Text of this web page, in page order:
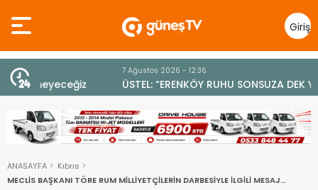
Giriş
Yap
7 Ağustos 2026 - 12:36
ÜSTEL: “ERENKÖY RUHU SONSUZA DEK YAŞAYACAK”
ANASAYFA
Kıbrıs
MECLİS BAŞKANI TÖRE RUM MİLLİYETÇİLERİN DARBESİYLE İLGİLİ MESAJ